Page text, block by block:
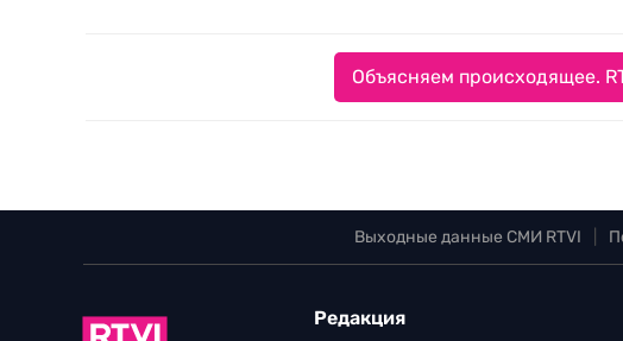
Объясняем происходящее.
Выходные данные СМИ RTVI
Редакция